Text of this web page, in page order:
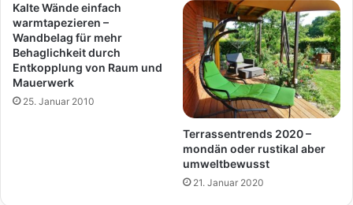
Kalte Wände einfach
warmtapezieren –
Wandbelag für mehr
Behaglichkeit durch
Entkopplung von Raum und
Mauerwerk
25. Januar 2010
Terrassentrends 2020 –
mondän oder rustikal aber
umweltbewusst
21. Januar 2020